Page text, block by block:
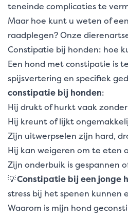
teneinde complicaties te
Maar hoe kunt u weten of
raadplegen? Onze
Constipatie bij honden: hoe
Een hond met constipatie is
spijsvertering en specifiek
constipatie bij honden:
Hij drukt of hurkt vaak
Hij kreunt of lijkt
Zijn uitwerpselen zijn hard,
Hij kan weigeren om te eten
Zijn onderbuik is gespannen
💡Constipatie bij een jonge
stress bij het spenen kunnen
Waarom is mijn hond